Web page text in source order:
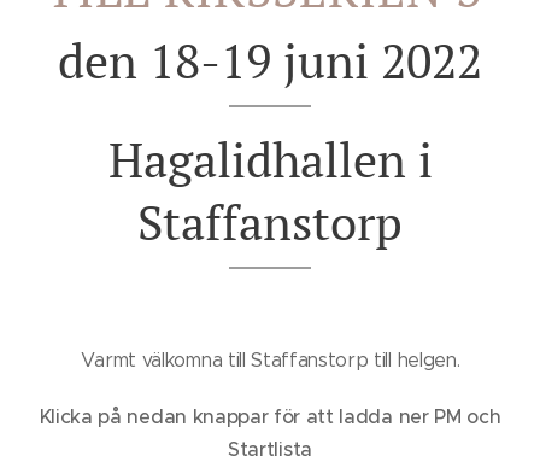
den 18-19 juni 2022
Hagalidhallen i
Staffanstorp
Varmt välkomna till Staffanstorp till helgen.
Klicka på nedan knappar för att ladda ner PM och
Startlista